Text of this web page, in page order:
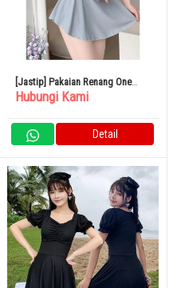
[Jastip] Pakaian Renang One
Piece Resor
Hubungi Kami
Detail